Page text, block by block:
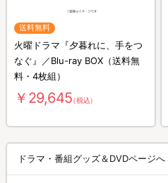
送料無料
火曜ドラマ『夕暮れに、手をつ
なぐ』／Blu-ray BOX（送料無
料・4枚組）
￥29,645（税込）
ドラマ・番組グッズ＆DVDページへ